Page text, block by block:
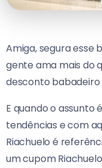
Amiga, segura esse
gente ama mais do
desconto
E quando o assunto
tendências e com
Riachuelo é
um cupom